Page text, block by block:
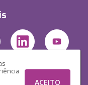
ACEITO